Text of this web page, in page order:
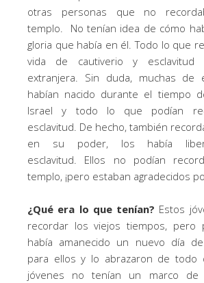
otras personas que no
templo. No tenían idea de cómo
gloria que había en él. Todo lo que
vida de cautiverio y
extranjera. Sin duda, muchas de
habían nacido durante el tiempo
Israel y todo lo que podían
esclavitud. De hecho, también
en su poder, los había
esclavitud. Ellos no podían
templo, ¡pero estaban agradecidos
¿Qué era lo que tenían? Estos
recordar los viejos tiempos, pero
había amanecido un nuevo día
para ellos y lo abrazaron de todo
jóvenes no tenían un marco de